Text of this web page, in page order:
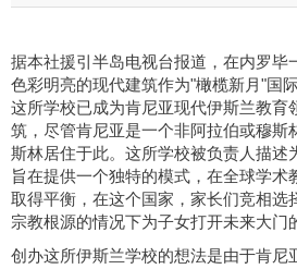
据本社援引半岛电视台报道，在内罗毕
色彩明亮的现代建筑作为"橄榄新月"国
这所学校已成为肯尼亚现代伊斯兰教育
筑，尽管肯尼亚是一个非阿拉伯或穆斯
斯林居住于此。这所学校被负责人描述
旨在提供一个独特的模式，在全球学术
取得平衡，在这个国家，家长们竞相选
宗教根源的情况下为子女打开未来大门
创办这所伊斯兰学校的想法是由于肯尼